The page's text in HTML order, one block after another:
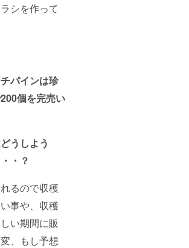
シを作って
パインは珍
個を完売い
うしよう
・？
るので収穫
事や、収穫
い期間に販
、もし予想